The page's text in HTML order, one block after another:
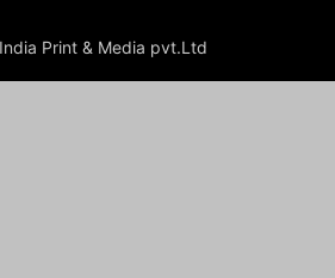
Print & Media pvt.Ltd